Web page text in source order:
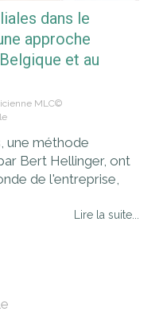
dans le
approche
et au
MLC©
une méthode
Bert Hellinger, ont
de l'entreprise,
Lire la suite...